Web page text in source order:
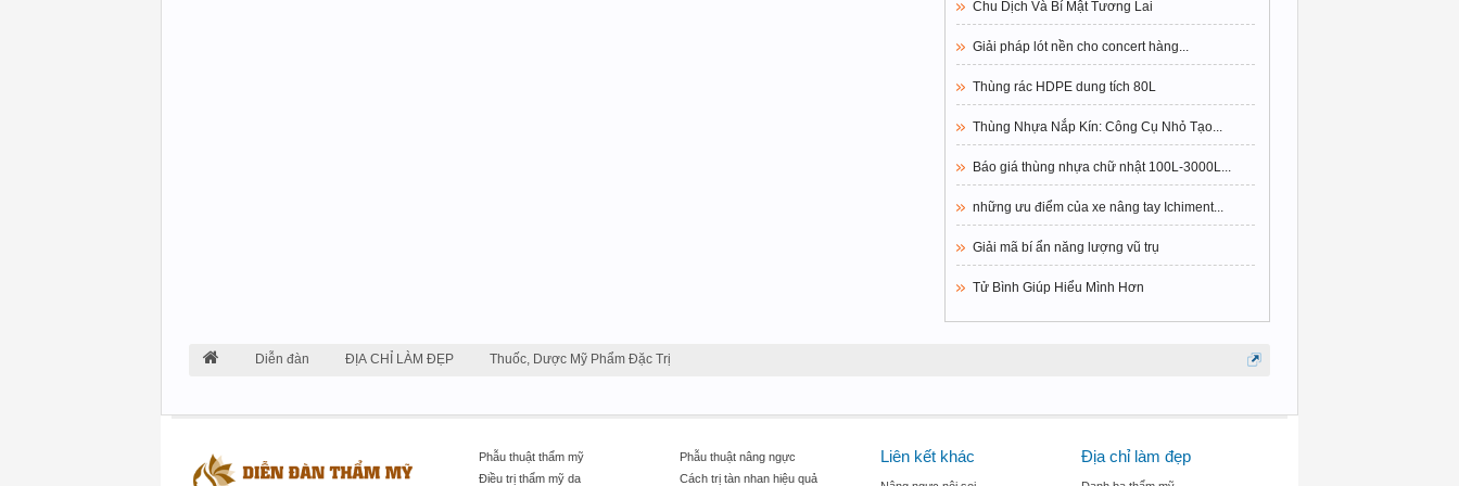
Chu Dịch Và Bí Mật Tương Lai
Giải pháp lót nền cho concert hàng...
Thùng rác HDPE dung tích 80L
Thùng Nhựa Nắp Kín: Công Cụ Nhỏ Tạo...
Báo giá thùng nhựa chữ nhật 100L-3000L...
những ưu điểm của xe nâng tay Ichiment...
Giải mã bí ẩn năng lượng vũ trụ
Tử Bình Giúp Hiểu Mình Hơn
Diễn đàn ĐỊA CHỈ LÀM ĐẸP Thuốc, Dược Mỹ Phẩm Đặc Trị
Phẫu thuật thẩm mỹ
Điều trị thẩm mỹ da
Phẫu thuật nâng ngực
Cách trị tàn nhan hiệu quả
Liên kết khác Địa chỉ làm đẹp